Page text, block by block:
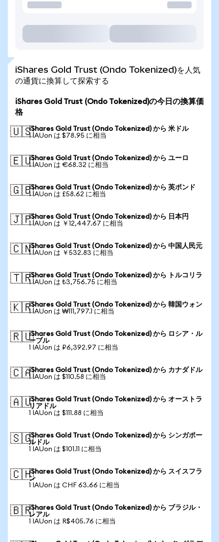
iShares Gold Trust (Ondo Tokenized)を人気
の通貨に換算して探索する
iShares Gold Trust (Ondo Tokenized)の今日の換算価
格
🇺🇸iShares Gold Trust (Ondo Tokenized) から 米ドル
1 IAUon は $78.95 に相当
🇪🇺iShares Gold Trust (Ondo Tokenized) から ユーロ
1 IAUon は €68.32 に相当
🇬🇧iShares Gold Trust (Ondo Tokenized) から 英ポンド
1 IAUon は £58.62 に相当
🇯🇵iShares Gold Trust (Ondo Tokenized) から 日本円
1 IAUon は ￥12,447.67 に相当
🇨🇳iShares Gold Trust (Ondo Tokenized) から 中国人民元
1 IAUon は ￥532.83 に相当
🇹🇷iShares Gold Trust (Ondo Tokenized) から トルコリラ
1 IAUon は ₺3,756.75 に相当
🇰🇷iShares Gold Trust (Ondo Tokenized) から 韓国ウォン
1 IAUon は ₩111,797.1 に相当
🇷🇺iShares Gold Trust (Ondo Tokenized) から ロシア・ル
ーブル
1 IAUon は ₽6,392.97 に相当
🇨🇦iShares Gold Trust (Ondo Tokenized) から カナダドル
1 IAUon は $110.58 に相当
🇦🇺iShares Gold Trust (Ondo Tokenized) から オーストラ
リアドル
1 IAUon は $111.88 に相当
🇸🇬iShares Gold Trust (Ondo Tokenized) から シンガポー
ルドル
1 IAUon は $101.11 に相当
🇨🇭iShares Gold Trust (Ondo Tokenized) から スイスフラ
ン
1 IAUon は CHF 63.66 に相当
🇧🇷iShares Gold Trust (Ondo Tokenized) から ブラジル・
レアル
1 IAUon は R$405.76 に相当